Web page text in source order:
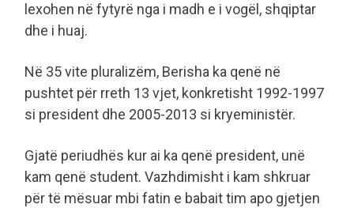
lexohen në fytyrë nga i madh e i vogël, shqiptar
dhe i huaj.
Në 35 vite pluralizëm, Berisha ka qenë në
pushtet për rreth 13 vjet, konkretisht 1992-1997
si president dhe 2005-2013 si kryeministër.
Gjatë periudhës kur ai ka qenë president, unë
kam qenë student. Vazhdimisht i kam shkruar
për të mësuar mbi fatin e babait tim apo gjetjen